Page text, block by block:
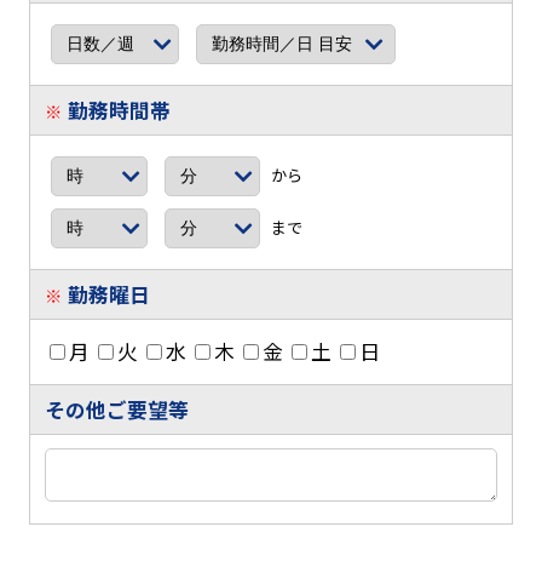
※ 勤務時間帯
から
まで
※ 勤務曜日
月
火 水 木 金 土
日
その他ご要望等